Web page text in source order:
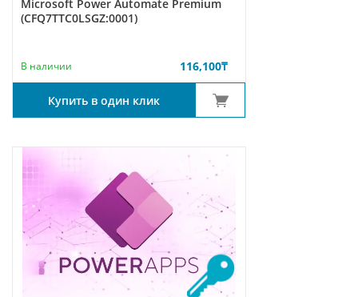
Microsoft Power Automate Premium
(CFQ7TTC0LSGZ:0001)
В наличии 116,100₸
Купить в один клик